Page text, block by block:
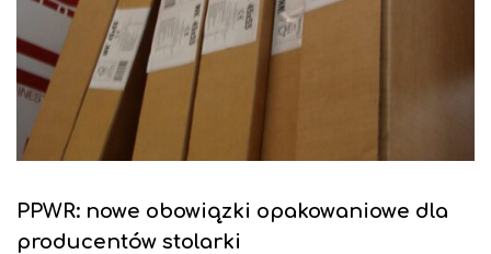
PPWR: nowe obowiązki opakowaniowe dla
producentów stolarki